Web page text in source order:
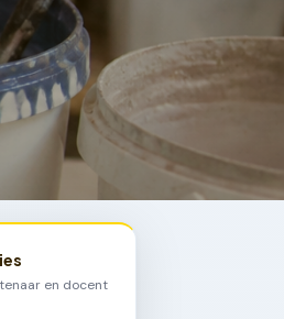
en docent